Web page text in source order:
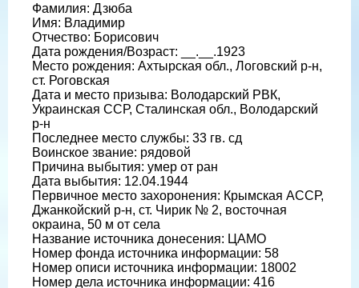
Фамилия: Дзюба
Имя: Владимир
Отчество: Борисович
Дата рождения/Возраст: __.__.1923
Место рождения: Ахтырская обл., Логовский р-н,
ст. Роговская
Дата и место призыва: Володарский РВК,
Украинская ССР, Сталинская обл., Володарский
р-н
Последнее место службы: 33 гв. сд
Воинское звание: рядовой
Причина выбытия: умер от ран
Дата выбытия: 12.04.1944
Первичное место захоронения: Крымская АССР,
Джанкойский р-н, ст. Чирик № 2, восточная
окраина, 50 м от села
Название источника донесения: ЦАМО
Номер фонда источника информации: 58
Номер описи источника информации: 18002
Номер дела источника информации: 416